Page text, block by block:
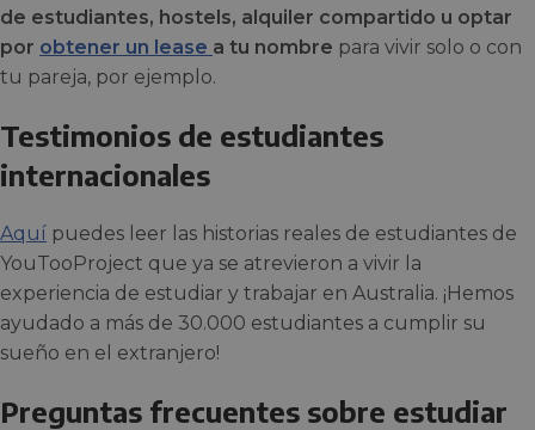
de estudiantes, hostels, alquiler compartido u optar
por obtener un lease a tu nombre para vivir solo o con
tu pareja, por ejemplo.
Testimonios de estudiantes
internacionales
Aquí puedes leer las historias reales de estudiantes de
YouTooProject que ya se atrevieron a vivir la
experiencia de estudiar y trabajar en Australia. ¡Hemos
ayudado a más de 30.000 estudiantes a cumplir su
sueño en el extranjero!
Preguntas frecuentes sobre estudiar